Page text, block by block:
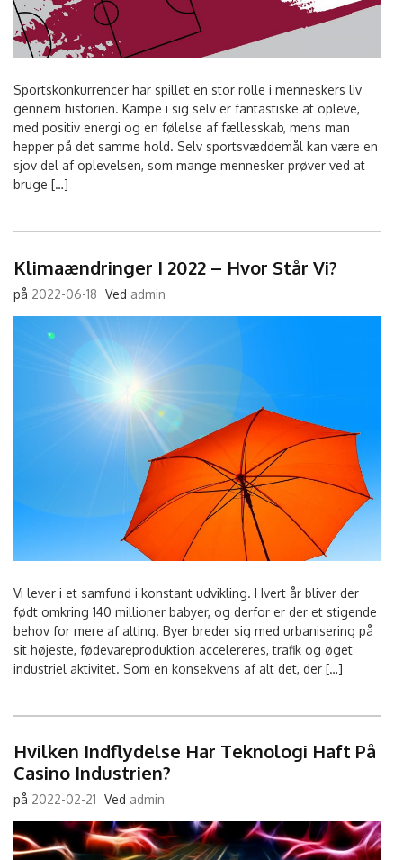
Sportskonkurrencer har spillet en stor rolle i menneskers liv
gennem historien. Kampe i sig selv er fantastiske at opleve,
med positiv energi og en følelse af fællesskab, mens man
hepper på det samme hold. Selv sportsvæddemål kan være en
sjov del af oplevelsen, som mange mennesker prøver ved at
bruge […]
Klimaændringer I 2022 – Hvor Står Vi?
på 2022-06-18 Ved admin
Vi lever i et samfund i konstant udvikling. Hvert år bliver der
født omkring 140 millioner babyer, og derfor er der et stigende
behov for mere af alting. Byer breder sig med urbanisering på
sit højeste, fødevareproduktion accelereres, trafik og øget
industriel aktivitet. Som en konsekvens af alt det, der […]
Hvilken Indflydelse Har Teknologi Haft På
Casino Industrien?
på 2022-02-21 Ved admin